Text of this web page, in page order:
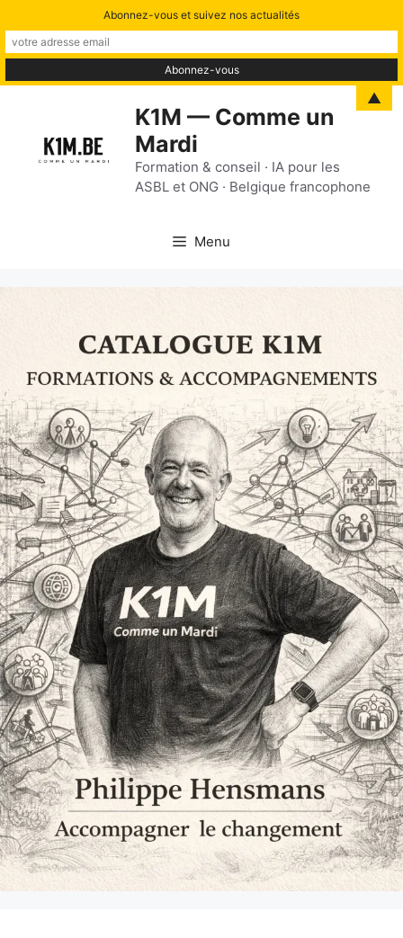
contenu
K1M — Comme un
Mardi
Formation & conseil · IA pour les
ASBL et ONG · Belgique francophone
Menu
Abonnez-vous et suivez nos actualités
▲